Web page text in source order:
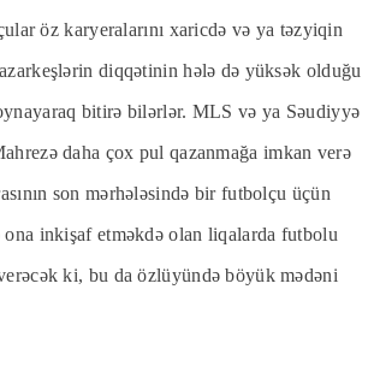
öz karyeralarını xaricdə və ya təzyiqin
diqqətinin hələ də yüksək olduğu
bitirə bilərlər. MLS və ya Səudiyyə
daha çox pul qazanmağa imkan verə
son mərhələsində bir futbolçu üçün
inkişaf etməkdə olan liqalarda futbolu
ki, bu da özlüyündə böyük mədəni